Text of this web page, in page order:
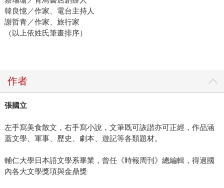
韓良憶／作家、電台主持人
謝哲青／作家、旅行家
（以上依姓氏筆畫排序）
作者
張國立
左手寫美食散文，右手寫小說，文筆既可詼諧亦可正經，作品涵
蓋文學、軍事、歷史、劇本、遊記等各類題材。
輔仁大學日本語文學系畢業，曾任《時報周刊》總編輯，得過國
內各大文學獎項與金鼎獎